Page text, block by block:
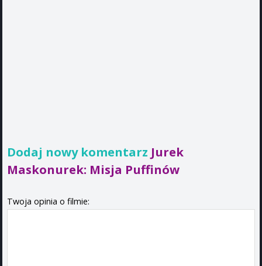
Dodaj nowy komentarz Jurek
Maskonurek: Misja Puffinów
Twoja opinia o filmie: